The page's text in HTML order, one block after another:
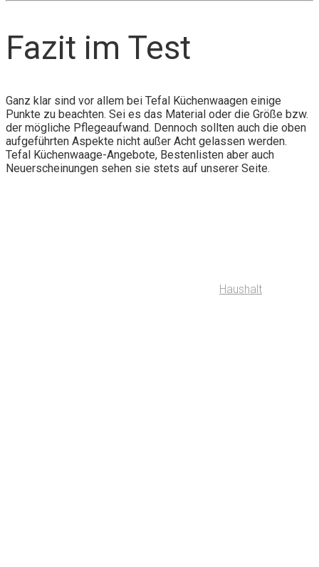
Fazit im Test
Ganz klar sind vor allem bei Tefal Küchenwaagen einige
Punkte zu beachten. Sei es das Material oder die Größe bzw.
der mögliche Pflegeaufwand. Dennoch sollten auch die oben
aufgeführten Aspekte nicht außer Acht gelassen werden.
Tefal Küchenwaage-Angebote, Bestenlisten aber auch
Neuerscheinungen sehen sie stets auf unserer Seite.
Haushalt